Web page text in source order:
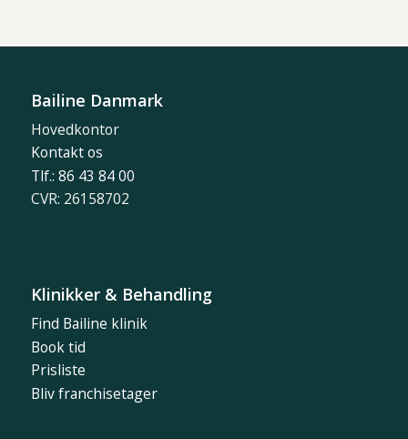
Bailine Danmark
Hovedkontor
Kontakt os
Tlf.: 86 43 84 00
CVR: 26158702
Klinikker & Behandling
Find Bailine klinik
Book tid
Prisliste
Bliv franchisetager